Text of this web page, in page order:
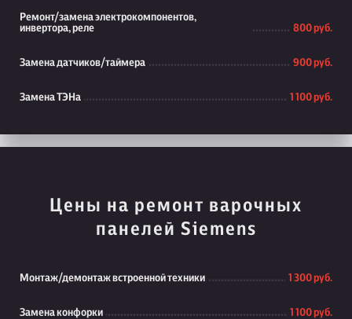
Ремонт/замена электрокомпонентов,
инвертора, реле
800 руб.
Замена датчиков/таймера 900 руб.
Замена ТЭНа 1 100 руб.
Цены на ремонт варочных
панелей Siemens
Монтаж/демонтаж встроенной техники 1 300 руб.
Замена конфорки 1 100 руб.